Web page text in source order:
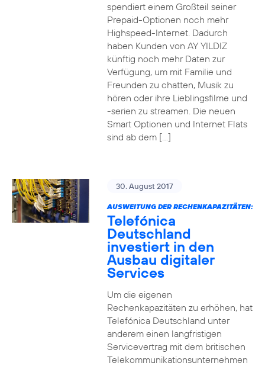
spendiert einem Großteil seiner
Prepaid-Optionen noch mehr
Highspeed-Internet. Dadurch
haben Kunden von AY YILDIZ
künftig noch mehr Daten zur
Verfügung, um mit Familie und
Freunden zu chatten, Musik zu
hören oder ihre Lieblingsfilme und
-serien zu streamen. Die neuen
Smart Optionen und Internet Flats
sind ab dem […]
30. August 2017
AUSWEITUNG DER RECHENKAPAZITÄTEN:
Telefónica
Deutschland
investiert in den
Ausbau digitaler
Services
Um die eigenen
Rechenkapazitäten zu erhöhen, hat
Telefónica Deutschland unter
anderem einen langfristigen
Servicevertrag mit dem britischen
Telekommunikationsunternehmen